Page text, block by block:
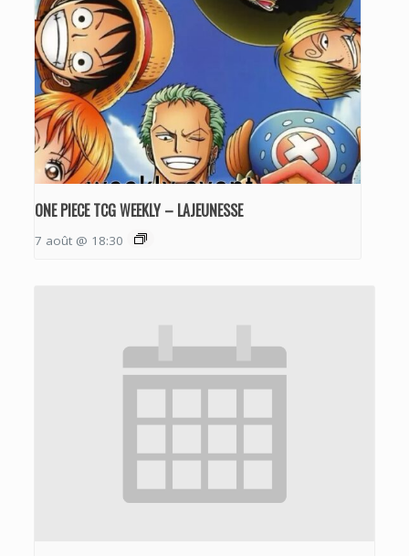
ONE PIECE TCG WEEKLY – LAJEUNESSE
7 août @ 18:30